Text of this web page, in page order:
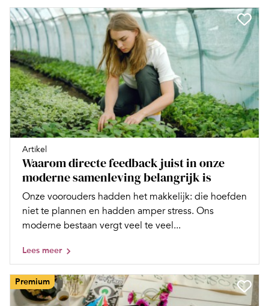
Artikel
Waarom directe feedback juist in onze
moderne samenleving belangrijk is
Onze voorouders hadden het makkelijk: die hoefden
niet te plannen en hadden amper stress. Ons
moderne bestaan vergt veel te veel...
Lees meer
Premium